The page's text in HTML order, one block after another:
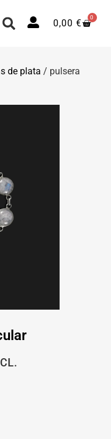
0,00 €
0
de plata / pulsera